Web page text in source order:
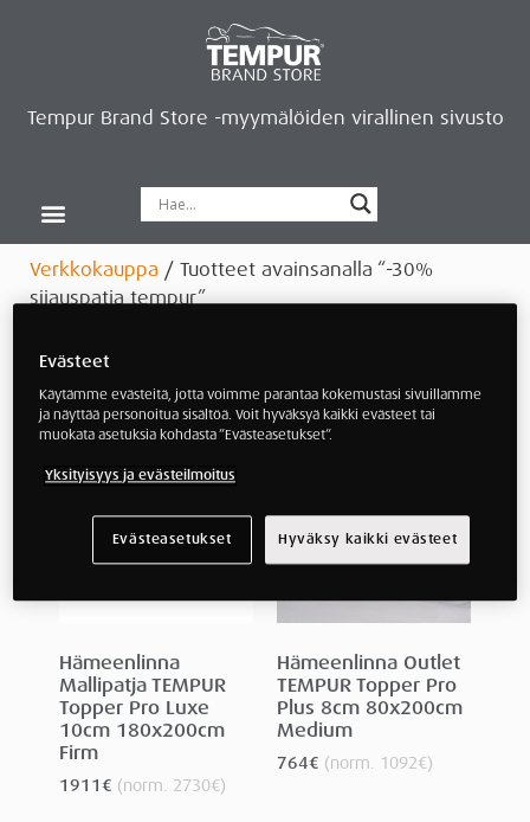
Tempur Brand Store -myymälöiden virallinen sivusto
Verkkokauppa / Tuotteet avainsanalla “-30%
sijauspatja tempur”
-30% sijauspatja tempur
Hämeenlinna
Mallipatja TEMPUR
Topper Pro Luxe
10cm 180x200cm
Firm
1911€ (norm. 2730€)
Hämeenlinna Outlet
TEMPUR Topper Pro
Plus 8cm 80x200cm
Medium
764€ (norm. 1092€)
Evästeet
Käytämme evästeitä, jotta voimme parantaa kokemustasi sivuillamme
ja näyttää personoitua sisältöä. Voit hyväksyä kaikki evästeet tai
muokata asetuksia kohdasta ”Evästeasetukset”.
Yksityisyys ja evästeilmoitus
Evästeasetukset Hyväksy kaikki evästeet